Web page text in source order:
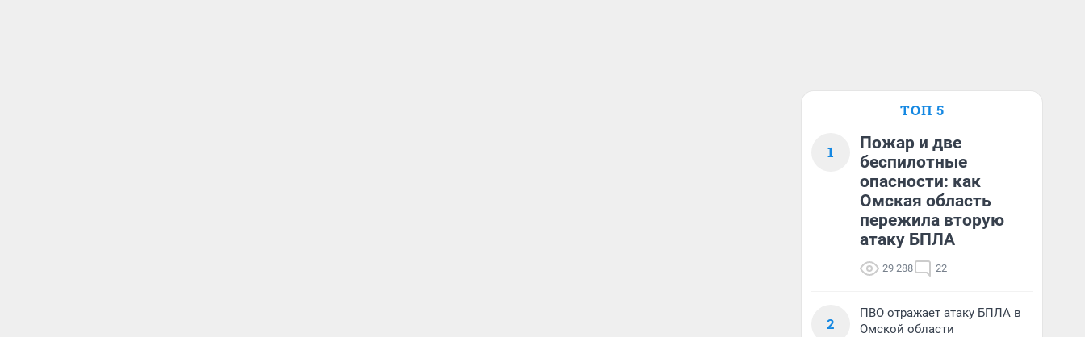
ТОП 5
1
Пожар и две
беспилотные
опасности: как
Омская область
пережила вторую
атаку БПЛА
29 288 22
2
ПВО отражает атаку БПЛА в
Омской области